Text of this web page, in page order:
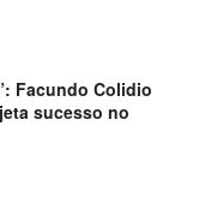
Facundo Colidio
sucesso no